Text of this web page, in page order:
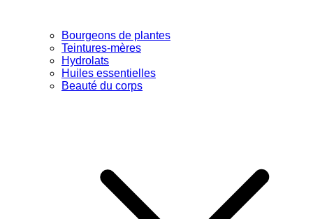
Bourgeons de plantes
Teintures-mères
Hydrolats
Huiles essentielles
Beauté du corps